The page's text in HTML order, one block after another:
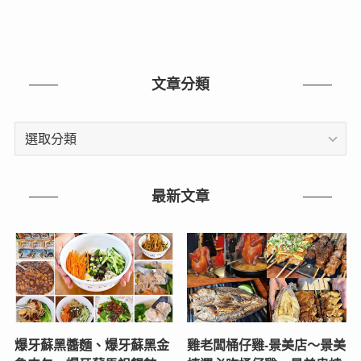
文章分類
文
最新文章
爆牙蘇黑醬麵、爆牙蘇黑金
雞老闆桶仔雞-景美店〜景美